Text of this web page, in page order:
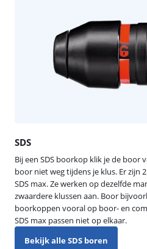
SDS
Bij een SDS boorkop klik je de boor
boor niet weg tijdens je klus. Er zijn
SDS max. Ze werken op dezelfde
zwaardere klussen aan. Boor
boorkoppen vooral op boor- en
SDS max passen niet op elkaar.
Bekijk alle SDS boren